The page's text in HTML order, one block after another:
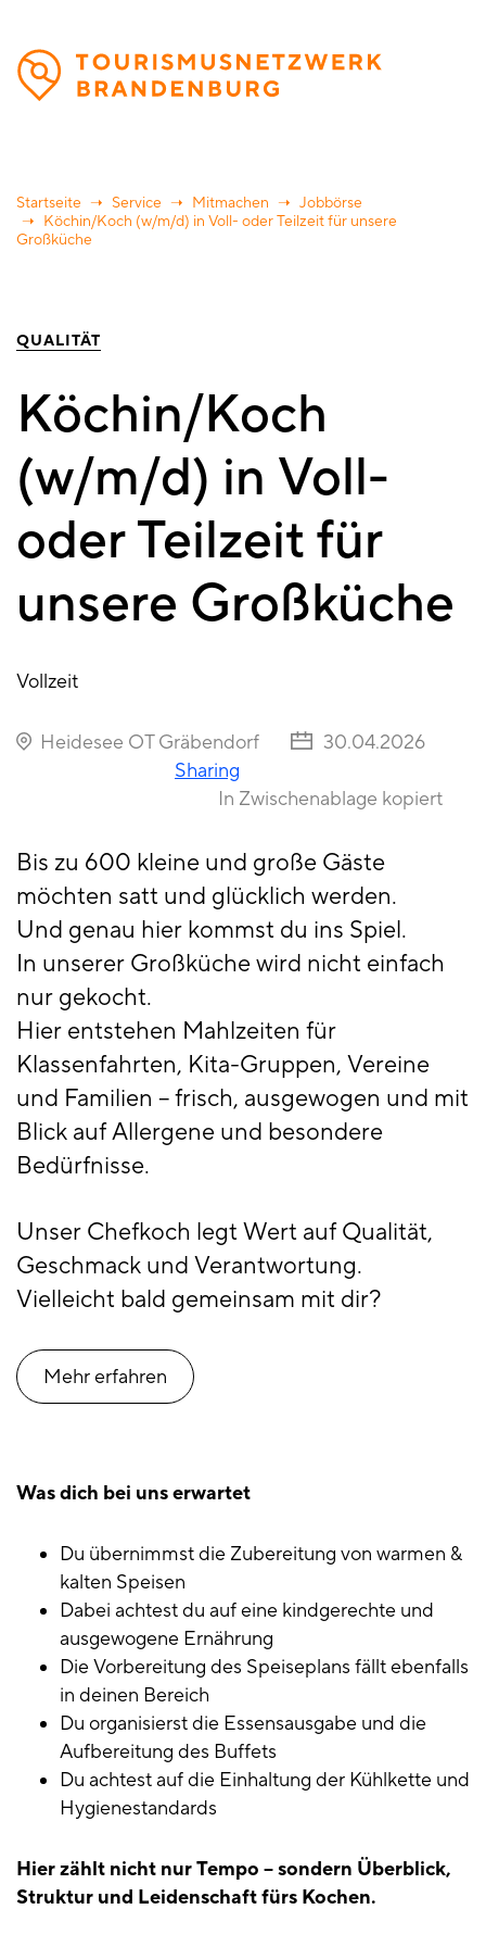
Direkt
zum
Inhalt
Startseite Service Mitmachen
Jobbörse
Köchin/Koch (w/m/d) in Voll- oder Teilzeit für unsere
Großküche
QUALITÄT
Köchin/Koch
(w/m/d) in Voll-
oder Teilzeit für
unsere Großküche
Vollzeit
Heidesee OT Gräbendorf
30.04.2026
Sharing
In Zwischenablage kopiert
Bis zu 600 kleine und große Gäste
möchten satt und glücklich werden.
Und genau hier kommst du ins Spiel.
In unserer Großküche wird nicht einfach
nur gekocht.
Hier entstehen Mahlzeiten für
Klassenfahrten, Kita-Gruppen, Vereine
und Familien – frisch, ausgewogen und mit
Blick auf Allergene und besondere
Bedürfnisse.
Unser Chefkoch legt Wert auf Qualität,
Geschmack und Verantwortung.
Vielleicht bald gemeinsam mit dir?
Mehr erfahren
Was dich bei uns erwartet
Du übernimmst die Zubereitung von warmen &
kalten Speisen
Dabei achtest du auf eine kindgerechte und
ausgewogene Ernährung
Die Vorbereitung des Speiseplans fällt ebenfalls
in deinen Bereich
Du organisierst die Essensausgabe und die
Aufbereitung des Buffets
Du achtest auf die Einhaltung der Kühlkette und
Hygienestandards
Hier zählt nicht nur Tempo – sondern Überblick,
Struktur und Leidenschaft fürs Kochen.